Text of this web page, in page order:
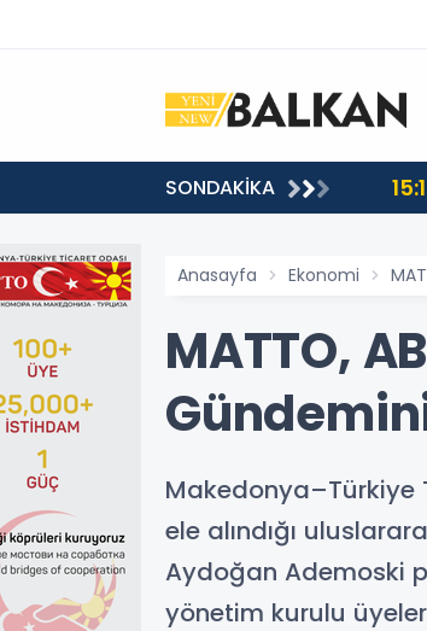
SONDAKİKA
Anasayfa Ekonomi
MATTO,
Makedonya–Türkiye
ele alındığı
Aydoğan Ademoski
yönetim kurulu